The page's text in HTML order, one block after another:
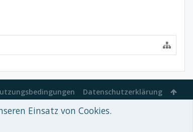
Datenschutzerklärung
Einsatz von Cookies.